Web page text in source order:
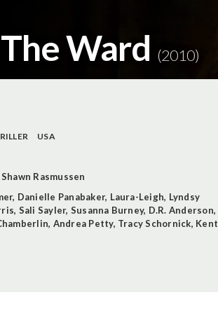
Ward (2010)
USA
Shawn Rasmussen
, Danielle Panabaker, Laura-Leigh, Lyndsy
, Sali Sayler, Susanna Burney, D.R. Anderson,
, Andrea Petty, Tracy Schornick, Kent